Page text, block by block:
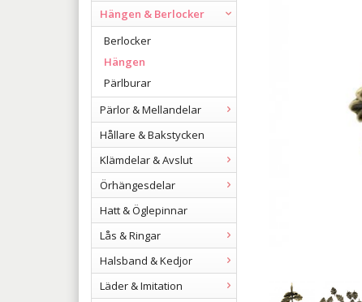
Hängen & Berlocker
Berlocker
Hängen
Pärlburar
Pärlor & Mellandelar
Hållare & Bakstycken
Klämdelar & Avslut
Örhängesdelar
Hatt & Öglepinnar
Lås & Ringar
Halsband & Kedjor
Läder & Imitation